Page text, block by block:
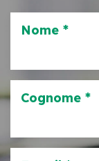
Nome *
Cognome *